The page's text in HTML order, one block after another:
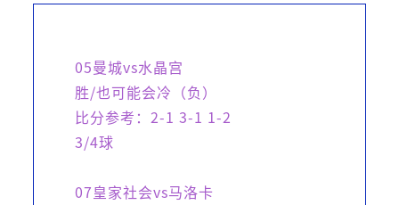
05曼城vs水晶宫
胜/也可能会冷（负）
比分参考：2-1 3-1 1-2
3/4球
07皇家社会vs马洛卡